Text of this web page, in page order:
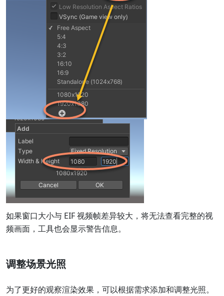
如果窗口大小与 EIF 视频帧差异较大，将无法查看完整的视
频画面，工具也会显示警告信息。
调整场景光照
为了更好的观察渲染效果，可以根据需求添加和调整光照。